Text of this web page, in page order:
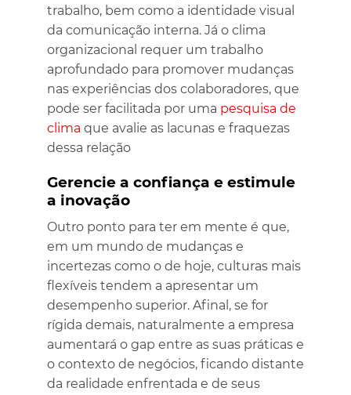
trabalho, bem como a identidade visual
da comunicação interna. Já o clima
organizacional requer um trabalho
aprofundado para promover mudanças
nas experiências dos colaboradores, que
pode ser facilitada por uma pesquisa de
clima que avalie as lacunas e fraquezas
dessa relação
Gerencie a confiança e estimule
a inovação
Outro ponto para ter em mente é que,
em um mundo de mudanças e
incertezas como o de hoje, culturas mais
flexíveis tendem a apresentar um
desempenho superior. Afinal, se for
rígida demais, naturalmente a empresa
aumentará o gap entre as suas práticas e
o contexto de negócios, ficando distante
da realidade enfrentada e de seus